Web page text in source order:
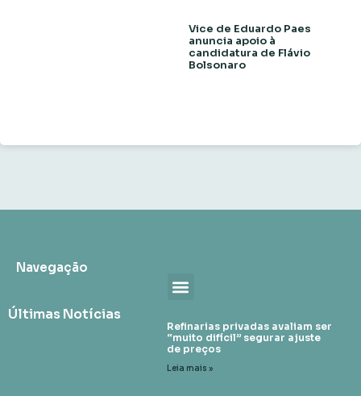
Vice de Eduardo Paes
anuncia apoio à
candidatura de Flávio
Bolsonaro
Navegação
Últimas Notícias
Refinarias privadas avaliam ser
“muito difícil” segurar ajuste
de preços
Leia mais »